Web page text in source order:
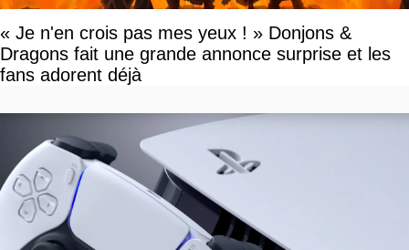
« Je n'en crois pas mes yeux ! » Donjons &
Dragons fait une grande annonce surprise et les
fans adorent déjà